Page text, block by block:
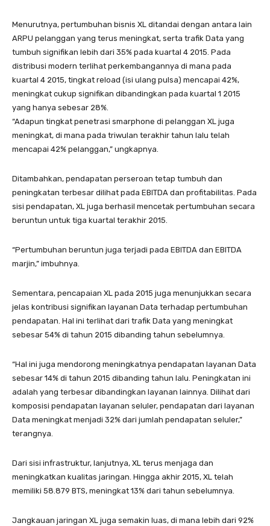
Menurutnya, pertumbuhan bisnis XL ditandai dengan antara lain
ARPU pelanggan yang terus meningkat, serta trafik Data yang
tumbuh signifikan lebih dari 35% pada kuartal 4 2015. Pada
distribusi modern terlihat perkembangannya di mana pada
kuartal 4 2015, tingkat reload (isi ulang pulsa) mencapai 42%,
meningkat cukup signifikan dibandingkan pada kuartal 1 2015
yang hanya sebesar 28%.
“Adapun tingkat penetrasi smarphone di pelanggan XL juga
meningkat, di mana pada triwulan terakhir tahun lalu telah
mencapai 42% pelanggan,” ungkapnya.
Ditambahkan, pendapatan perseroan tetap tumbuh dan
peningkatan terbesar dilihat pada EBITDA dan profitabilitas. Pada
sisi pendapatan, XL juga berhasil mencetak pertumbuhan secara
beruntun untuk tiga kuartal terakhir 2015.
“Pertumbuhan beruntun juga terjadi pada EBITDA dan EBITDA
marjin,” imbuhnya.
Sementara, pencapaian XL pada 2015 juga menunjukkan secara
jelas kontribusi signifikan layanan Data terhadap pertumbuhan
pendapatan. Hal ini terlihat dari trafik Data yang meningkat
sebesar 54% di tahun 2015 dibanding tahun sebelumnya.
“Hal ini juga mendorong meningkatnya pendapatan layanan Data
sebesar 14% di tahun 2015 dibanding tahun lalu. Peningkatan ini
adalah yang terbesar dibandingkan layanan lainnya. Dilihat dari
komposisi pendapatan layanan seluler, pendapatan dari layanan
Data meningkat menjadi 32% dari jumlah pendapatan seluler,”
terangnya.
Dari sisi infrastruktur, lanjutnya, XL terus menjaga dan
meningkatkan kualitas jaringan. Hingga akhir 2015, XL telah
memiliki 58.879 BTS, meningkat 13% dari tahun sebelumnya.
Jangkauan jaringan XL juga semakin luas, di mana lebih dari 92%